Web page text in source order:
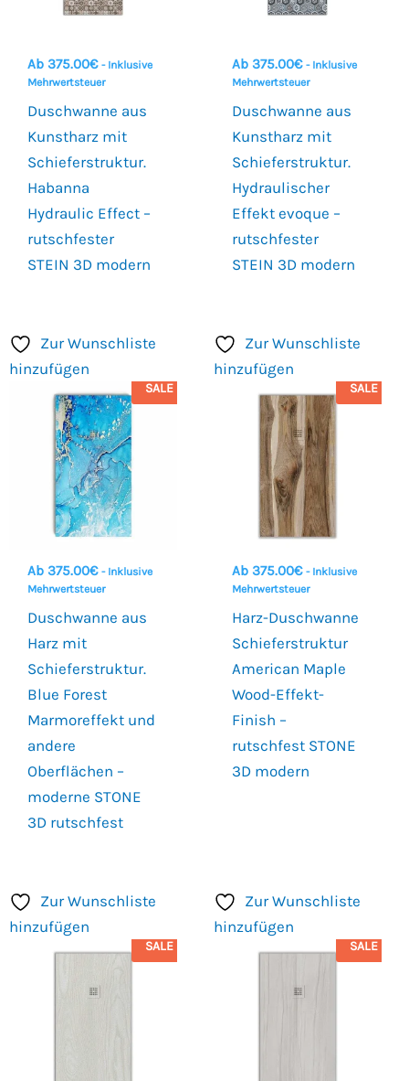
Ab 375.00€ - Inklusive
Mehrwertsteuer
Duschwanne aus
Kunstharz mit
Schieferstruktur.
Habanna
Hydraulic Effect –
rutschfester
STEIN 3D modern
Ab 375.00€ - Inklusive
Mehrwertsteuer
Duschwanne aus
Kunstharz mit
Schieferstruktur.
Hydraulischer
Effekt evoque –
rutschfester
STEIN 3D modern
Zur Wunschliste
hinzufügen
SALE
Ab 375.00€ - Inklusive
Mehrwertsteuer
Duschwanne aus
Harz mit
Schieferstruktur.
Blue Forest
Marmoreffekt und
andere
Oberflächen –
moderne STONE
3D rutschfest
Zur Wunschliste
hinzufügen
SALE
Ab 375.00€ - Inklusive
Mehrwertsteuer
Harz-Duschwanne
Schieferstruktur
American Maple
Wood-Effekt-
Finish –
rutschfest STONE
3D modern
Zur Wunschliste
hinzufügen
SALE
Zur Wunschliste
hinzufügen
SALE